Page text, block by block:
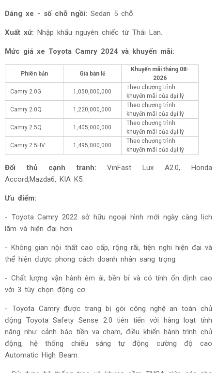
Dáng xe - số chỗ ngồi: Sedan 5 chỗ.
Xuất xứ: Nhập khẩu nguyên chiếc từ Thái Lan.
Mức giá xe Toyota Camry 2024 và khuyến mãi:
Phiên bản Giá bán lẻ
Khuyến mãi tháng 08-
2026
Camry 2.0G
1,050,000,000
Theo chương trình
khuyến mãi của đại lý
Camry 2.0Q
1,220,000,000
Theo chương trình
khuyến mãi của đại lý
Camry 2.5Q
1,405,000,000
Theo chương trình
khuyến mãi của đại lý
Camry 2.5HV
1,495,000,000
Theo chương trình
khuyến mãi của đại lý
Đối thủ cạnh tranh:
VinFast Lux A2.0, Honda
Accord,Mazda6, KIA K5.
Ưu điểm:
- Toyota Camry 2022 sở hữu ngoại hình mới ngày càng lịch
lãm và hiện đại hơn.
- Không gian nội thất cao cấp, rộng rãi, tiện nghi hiện đại và
thể hiện được phong cách doanh nhân sang trọng.
- Chất lượng vận hành êm ái, bền bỉ và có tính ổn định cao
với 3 tùy chọn động cơ.
- Toyota Camry được trang bị gói công nghệ an toàn chủ
động Toyota Safety Sense 2.0 tiên tiến với hàng loạt tính
năng như: cảnh báo tiền va chạm, điều khiển hành trình chủ
động, hệ thống chiếu sáng tự động cường độ cao
Automatic High Beam.